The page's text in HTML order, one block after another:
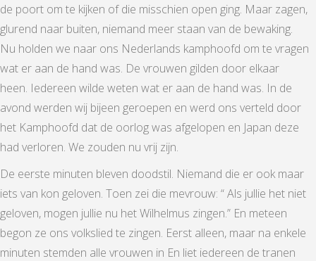
de poort om te kijken of die misschien open ging. Maar zagen,
glurend naar buiten, niemand meer staan van de bewaking.
Nu holden we naar ons Nederlands kamphoofd om te vragen
wat er aan de hand was. De vrouwen gilden door elkaar
heen. Iedereen wilde weten wat er aan de hand was. In de
avond werden wij bijeen geroepen en werd ons verteld door
het Kamphoofd dat de oorlog was afgelopen en Japan deze
had verloren. We zouden nu vrij zijn.
De eerste minuten bleven doodstil. Niemand die er ook maar
iets van kon geloven. Toen zei die mevrouw: “ Als jullie het niet
geloven, mogen jullie nu het Wilhelmus zingen.” En meteen
begon ze ons volkslied te zingen. Eerst alleen, maar na enkele
minuten stemden alle vrouwen in En liet iedereen de tranen